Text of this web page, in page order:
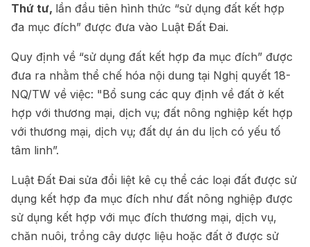
Thứ tư, lần đầu tiên hình thức “sử dụng đất kết hợp
đa mục đích” được đưa vào Luật Đất Đai.
Quy định về “sử dụng đất kết hợp đa mục đích” được
đưa ra nhằm thể chế hóa nội dung tại Nghị quyết 18-
NQ/TW về việc: "Bổ sung các quy định về đất ở kết
hợp với thương mại, dịch vụ; đất nông nghiệp kết hợp
với thương mại, dịch vụ; đất dự án du lịch có yếu tố
tâm linh”.
Luật Đất Đai sửa đổi liệt kê cụ thể các loại đất được sử
dụng kết hợp đa mục đích như đất nông nghiệp được
sử dụng kết hợp với mục đích thương mại, dịch vụ,
chăn nuôi, trồng cây dược liệu hoặc đất ở được sử